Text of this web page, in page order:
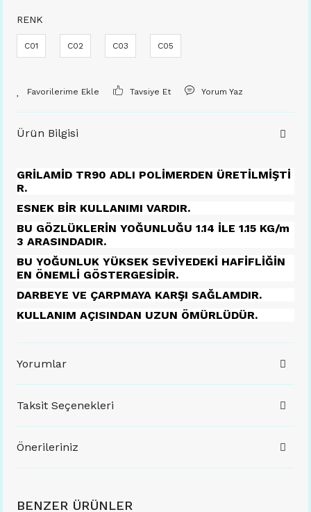
RENK
C01 C02 C03 C05
Tavsiye Et Yorum Yaz
Ürün Bilgisi
GRİLAMİD TR90 ADLI POLİMERDEN ÜRETİLMİŞTİ
R.
ESNEK BİR KULLANIMI VARDIR.
BU GÖZLÜKLERİN YOĞUNLUĞU 1.14 İLE 1.15 KG/m
3 ARASINDADIR.
BU YOĞUNLUK YÜKSEK SEVİYEDEKİ HAFİFLİĞİN
EN ÖNEMLİ GÖSTERGESİDİR.
DARBEYE VE ÇARPMAYA KARŞI SAĞLAMDIR.
KULLANIM AÇISINDAN UZUN ÖMÜRLÜDÜR.
Yorumlar
Taksit Seçenekleri
Önerileriniz
BENZER ÜRÜNLER